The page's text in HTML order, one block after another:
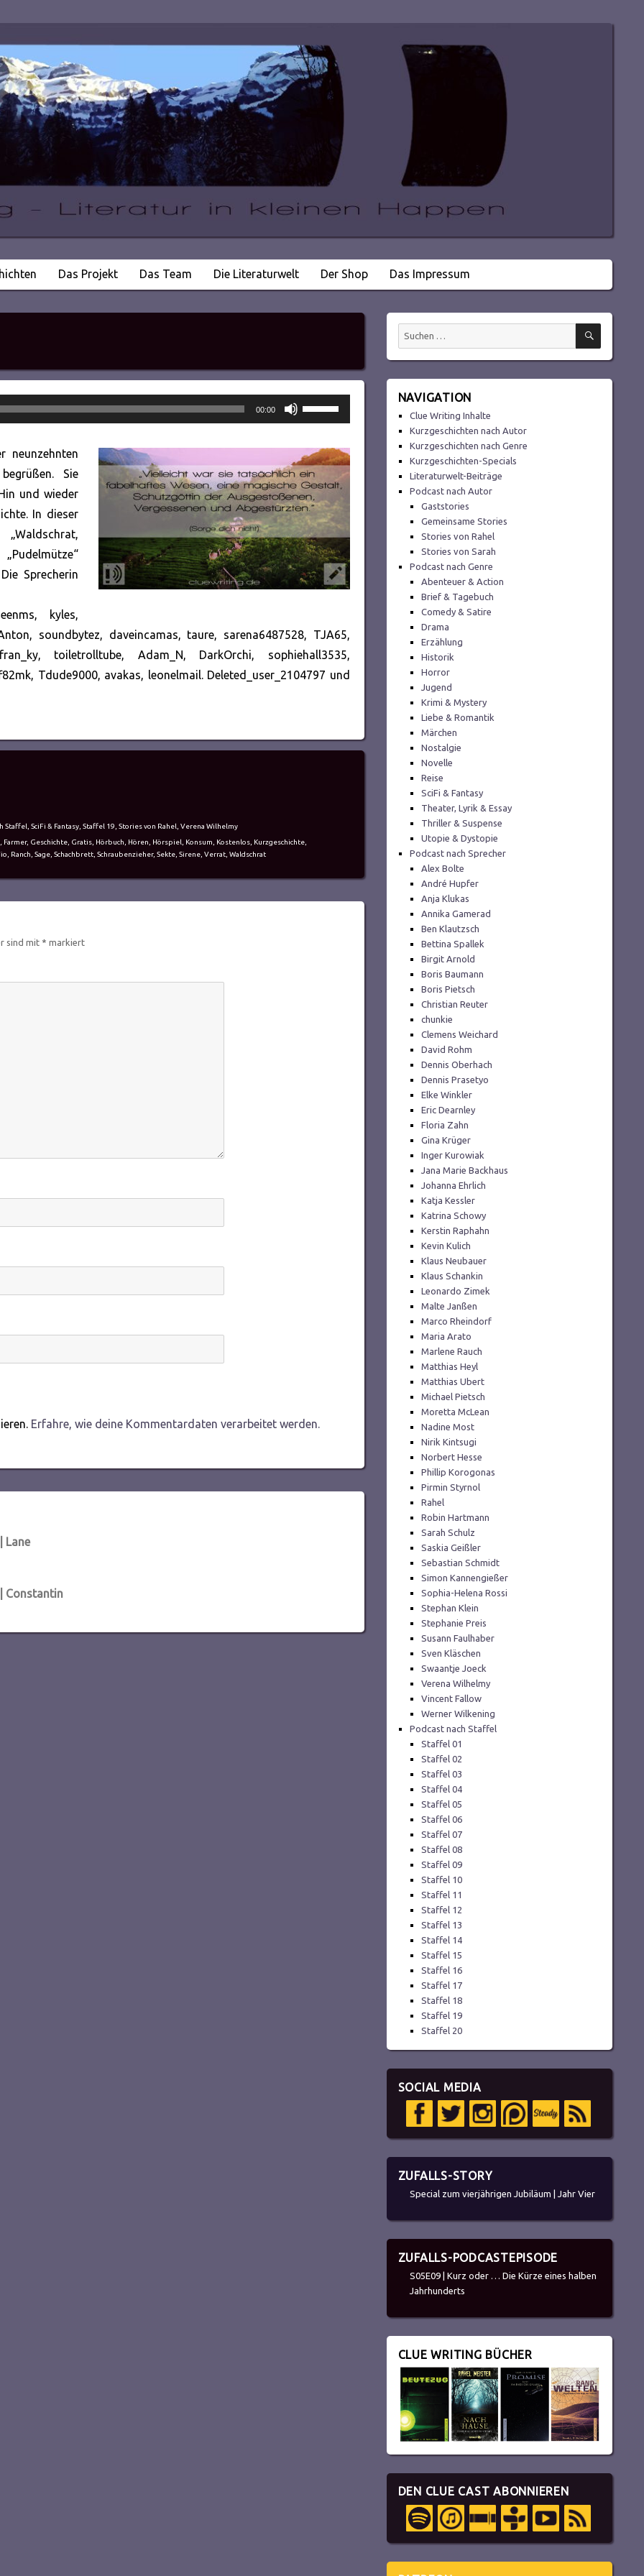
Das Projekt Das Team Die Literaturwelt Der Shop Das Impressum
00:00
Pfeiltasten
Hoch/Runter
um
die
Lautstärke
zu
regeln.
neunzehnten
Sie
und wieder
In dieser
Sprecherin
kyles,
soundbytez, daveincamas, taure, sarena6487528, TJA65,
toiletrolltube, Adam_N, DarkOrchi, sophiehall3535,
Tdude9000, avakas, leonelmail. Deleted_user_2104797 und
Staffel SciFi & Fantasy Staffel 19 Stories von Rahel Verena Wilhelmy
Farmer, Geschichte Gratis Hörbuch Hören Hörspiel Konsum Kostenlos Kurzgeschichte
Ranch Sage Schachbrett Schraubenzieher, Sekte Sirene Verrat Waldschrat
sind mit * markiert
Erfahre, wie deine Kommentardaten verarbeitet werden.
Lane
Constantin
Suchen
SUCHEN
NAVIGATION
Clue Writing Inhalte
Kurzgeschichten nach Autor
Kurzgeschichten nach Genre
Kurzgeschichten-Specials
Literaturwelt-Beiträge
Podcast nach Autor
Gaststories
Gemeinsame Stories
Stories von Rahel
Stories von Sarah
Podcast nach Genre
Abenteuer & Action
Brief & Tagebuch
Comedy & Satire
Drama
Erzählung
Historik
Horror
Jugend
Krimi & Mystery
Liebe & Romantik
Märchen
Nostalgie
Novelle
Reise
SciFi & Fantasy
Theater, Lyrik & Essay
Thriller & Suspense
Utopie & Dystopie
Podcast nach Sprecher
Alex Bolte
André Hupfer
Anja Klukas
Annika Gamerad
Ben Klautzsch
Bettina Spallek
Birgit Arnold
Boris Baumann
Boris Pietsch
Christian Reuter
chunkie
Clemens Weichard
David Rohm
Dennis Oberhach
Dennis Prasetyo
Elke Winkler
Eric Dearnley
Floria Zahn
Gina Krüger
Inger Kurowiak
Jana Marie Backhaus
Johanna Ehrlich
Katja Kessler
Katrina Schowy
Kerstin Raphahn
Kevin Kulich
Klaus Neubauer
Klaus Schankin
Leonardo Zimek
Malte Janßen
Marco Rheindorf
Maria Arato
Marlene Rauch
Matthias Heyl
Matthias Ubert
Michael Pietsch
Moretta McLean
Nadine Most
Nirik Kintsugi
Norbert Hesse
Phillip Korogonas
Pirmin Styrnol
Rahel
Robin Hartmann
Sarah Schulz
Saskia Geißler
Sebastian Schmidt
Simon Kannengießer
Sophia-Helena Rossi
Stephan Klein
Stephanie Preis
Susann Faulhaber
Sven Kläschen
Swaantje Joeck
Verena Wilhelmy
Vincent Fallow
Werner Wilkening
Podcast nach Staffel
Staffel 01
Staffel 02
Staffel 03
Staffel 04
Staffel 05
Staffel 06
Staffel 07
Staffel 08
Staffel 09
Staffel 10
Staffel 11
Staffel 12
Staffel 13
Staffel 14
Staffel 15
Staffel 16
Staffel 17
Staffel 18
Staffel 19
Staffel 20
SOCIAL MEDIA
ZUFALLS-STORY
Special zum vierjährigen Jubiläum | Jahr Vier
ZUFALLS-PODCASTEPISODE
S05E09 | Kurz oder … Die Kürze eines halben
Jahrhunderts
CLUE WRITING BÜCHER
DEN CLUE CAST ABONNIEREN